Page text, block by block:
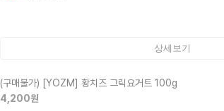
상세보기
(구매불가) [YOZM] 황치즈 그릭요거트 100g
4,200원